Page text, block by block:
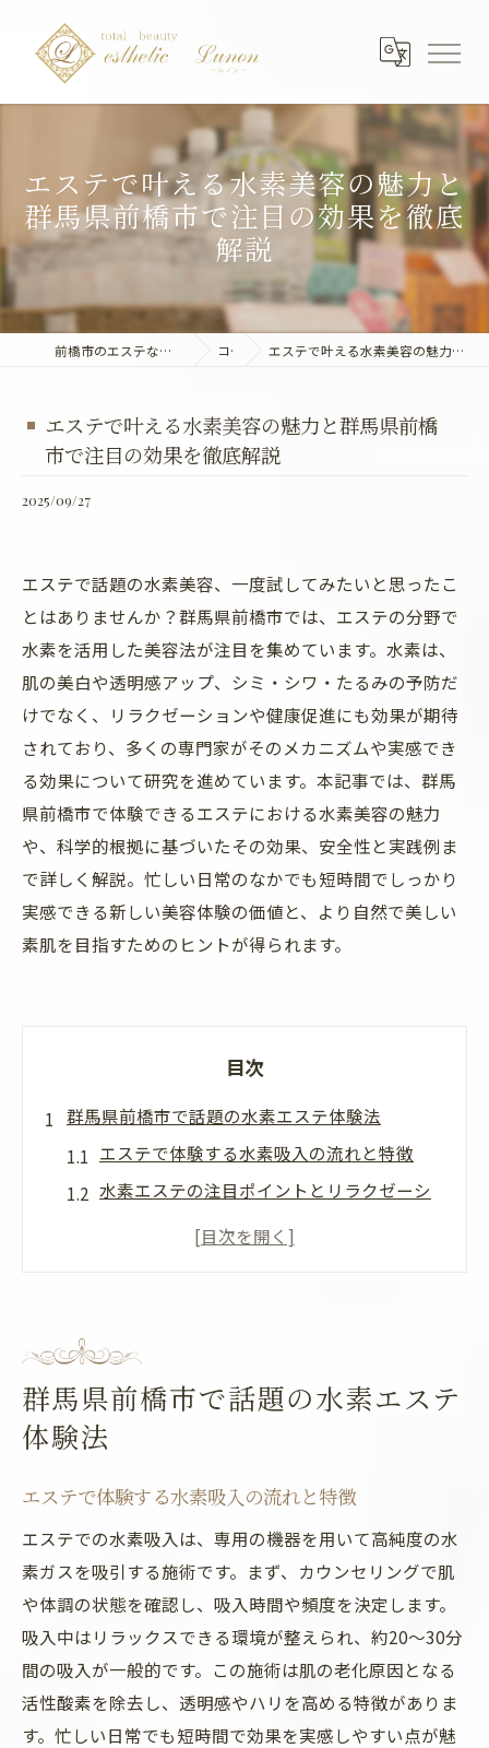
エステで叶える水素美容の魅力と
群馬県前橋市で注目の効果を徹底
解説
前橋市のエステならエステティック～Lunon～ コラム エステで叶える水素美容の魅力と群馬県前橋市で注目の効果を徹底解説
エステで叶える水素美容の魅力と群馬県前橋
市で注目の効果を徹底解説
2025/09/27
エステで話題の水素美容、一度試してみたいと思ったこ
とはありませんか？群馬県前橋市では、エステの分野で
水素を活用した美容法が注目を集めています。水素は、
肌の美白や透明感アップ、シミ・シワ・たるみの予防だ
けでなく、リラクゼーションや健康促進にも効果が期待
されており、多くの専門家がそのメカニズムや実感でき
る効果について研究を進めています。本記事では、群馬
県前橋市で体験できるエステにおける水素美容の魅力
や、科学的根拠に基づいたその効果、安全性と実践例ま
で詳しく解説。忙しい日常のなかでも短時間でしっかり
実感できる新しい美容体験の価値と、より自然で美しい
素肌を目指すためのヒントが得られます。
目次
群馬県前橋市で話題の水素エステ体験法
エステで体験する水素吸入の流れと特徴
水素エステの注目ポイントとリラクゼーシ
ド
エステ選びで押さえたい水素サロンの特徴
水素美容が叶える素肌美の秘密を解説
説
エステで実感する透明感アップの秘訣とは
水素美容がもたらす肌トラブル予防効果
エステで実践される水素美容の最新技術
エステを通じた水素吸入の効果とは
エステの水素吸入が体に与える良い影響
群馬県前橋市で話題の水素エステ
体験法
エステで体験する水素吸入の流れと特徴
エステでの水素吸入は、専用の機器を用いて高純度の水
素ガスを吸引する施術です。まず、カウンセリングで肌
や体調の状態を確認し、吸入時間や頻度を決定します。
吸入中はリラックスできる環境が整えられ、約20～30分
間の吸入が一般的です。この施術は肌の老化原因となる
活性酸素を除去し、透明感やハリを高める特徴がありま
す。忙しい日常でも短時間で効果を実感しやすい点が魅